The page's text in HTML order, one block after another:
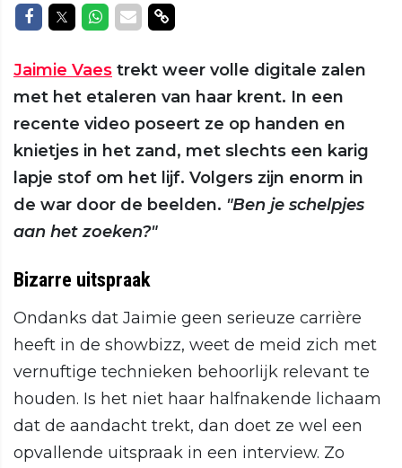
Delen op Facebook
Delen op Twitter
Delen op Whatsapp
Delen via Mail
Delen via link
Jaimie Vaes trekt weer volle digitale zalen
met het etaleren van haar krent. In een
recente video poseert ze op handen en
knietjes in het zand, met slechts een karig
lapje stof om het lijf. Volgers zijn enorm in
de war door de beelden. "Ben je schelpjes
aan het zoeken?"
Bizarre uitspraak
Ondanks dat Jaimie geen serieuze carrière
heeft in de showbizz, weet de meid zich met
vernuftige technieken behoorlijk relevant te
houden. Is het niet haar halfnakende lichaam
dat de aandacht trekt, dan doet ze wel een
opvallende uitspraak in een interview. Zo